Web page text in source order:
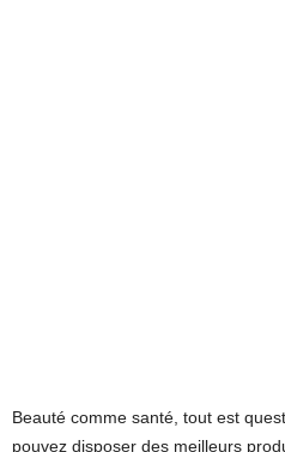
Beauté comme santé, tout est
pouvez disposer des meilleurs